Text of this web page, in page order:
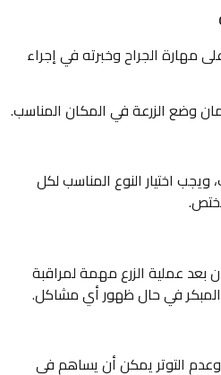
مهارة الجراح وخبرته في إجراء
وضع الزرعة في المكان المناسب.
اختيار النوع المناسب لكل
بعد عملية الزرع مهمة لمراقبة
المبكر في حال ظهور أي مشاكل.
التوتر يمكن أن يساهم في